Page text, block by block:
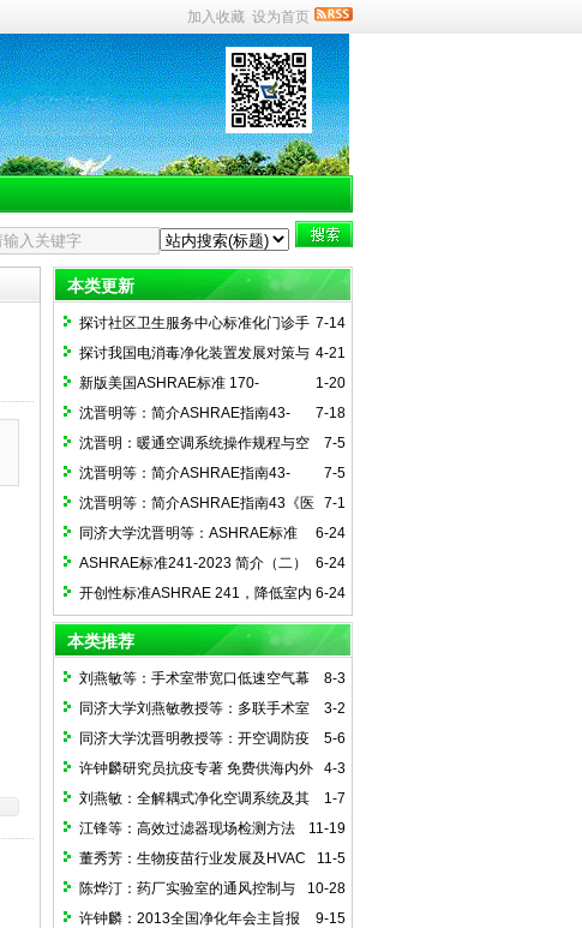
加入收藏 设为首页
本类更新
7-14
探讨社区卫生服务中心标准化门诊手
术室建设（一）
4-21
探讨我国电消毒净化装置发展对策与
国际接轨路径
1-20
新版美国ASHRAE标准 170-
2025《医疗护理设施通风》简介
7-18
沈晋明等：简介ASHRAE指南43-
2025(4)医院通风运行指南附录解读
7-5
沈晋明：暖通空调系统操作规程与空
间监控简介ASHRAE指南43-2025（2）7-5
沈晋明等：简介ASHRAE指南43-
2025(3)《医院通风系统运行指南的实
施》
7-1
沈晋明等：简介ASHRAE指南43《医
疗护理设施通风运行指南》
6-24
同济大学沈晋明等：ASHRAE标准
241-2023 简介（三） ——传染风险管理
模式（下）
6-24
ASHRAE标准241-2023 简介（二）
——传染风险管理模式（上）
6-24
开创性标准ASHRAE 241，降低室内
传染性气溶胶传播风险
本类推荐
8-3
刘燕敏等：手术室带宽口低速空气幕
的异温异速送风系统
3-2
同济大学刘燕敏教授等：多联手术室
的研发与实施
5-6
同济大学沈晋明教授等：开空调防疫
常态化
4-3
许钟麟研究员抗疫专著 免费供海内外
在线阅读
1-7
刘燕敏：全解耦式净化空调系统及其
应用
11-19
江锋等：高效过滤器现场检测方法
简述及专题研究
11-5
董秀芳：生物疫苗行业发展及HVAC
设计对策
10-28
陈烨汀：药厂实验室的通风控制与
安全节能对策
9-15
许钟麟：2013全国净化年会主旨报